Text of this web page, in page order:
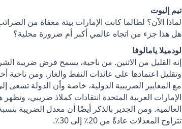
تيم إليوت
لماذا الآن؟ لطالما كانت الإمارات بيئة معفاة من
هل هذا جزء من اتجاه عالمي أكبر أم ضرورة محلية؟
لودميلا يامالوفا
إنه القليل من الاثنين. من ناحية، يسمح فرض ضريبة
وتقليل اعتمادها على عائدات النفط والغاز. ومن ناحية
مع المعايير الضريبية الدولية، خاصة وأن الدولة
الإمارات العربية المتحدة انتقادات كملاذ ضريبي،
تتراوح المعدلات عادةً من 20٪ إلى 30٪.